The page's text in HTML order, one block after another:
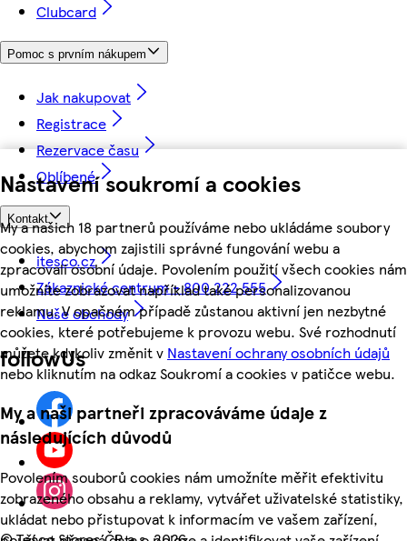
Nastavení soukromí a cookies
My a našich 18 partnerů používáme nebo ukládáme soubory
cookies, abychom zajistili správné fungování webu a
zpracovali osobní údaje. Povolením použití všech cookies nám
umožníte zobrazovat například také personalizovanou
reklamu. V opačném případě zůstanou aktivní jen nezbytné
cookies, které potřebujeme k provozu webu. Své rozhodnutí
můžete kdykoliv změnit v Nastavení ochrany osobních údajů
nebo kliknutím na odkaz Soukromí a cookies v patičce webu.
My a naši partneři zpracováváme údaje z
následujících důvodů
Povolením souborů cookies nám umožníte měřit efektivitu
zobrazeného obsahu a reklamy, vytvářet uživatelské statistiky,
ukládat nebo přistupovat k informacím ve vašem zařízení,
Clubcard
Pomoc s prvním nákupem
Jak nakupovat
Registrace
Rezervace času
Oblíbené
Kontakt
itesco.cz
Zákaznické centrum - 800 222 555
Naše obchody
followUs